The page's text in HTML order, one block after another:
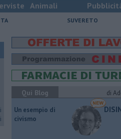
Animali
SUVERETO
Qui Blog
di
​Un esempio di
civismo